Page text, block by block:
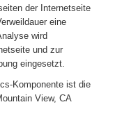
der Internetseite
eine
wird
und zur
eingesetzt.
Komponente ist die
View, CA